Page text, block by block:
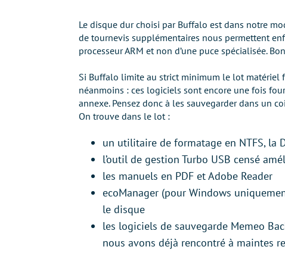
Le disque dur choisi par Buffalo est dans notre
de tournevis supplémentaires nous permettent
processeur ARM et non d’une puce spécialisée.
Si Buffalo limite au strict minimum le lot matériel
néanmoins : ces logiciels sont encore une fois
annexe. Pensez donc à les sauvegarder dans un
On trouve dans le lot :
un utilitaire de formatage en NTFS, la
l’outil de gestion Turbo USB censé
les manuels en PDF et Adobe Reader
ecoManager (pour Windows
le disque
les logiciels de sauvegarde Memeo
nous avons déjà rencontré à maintes